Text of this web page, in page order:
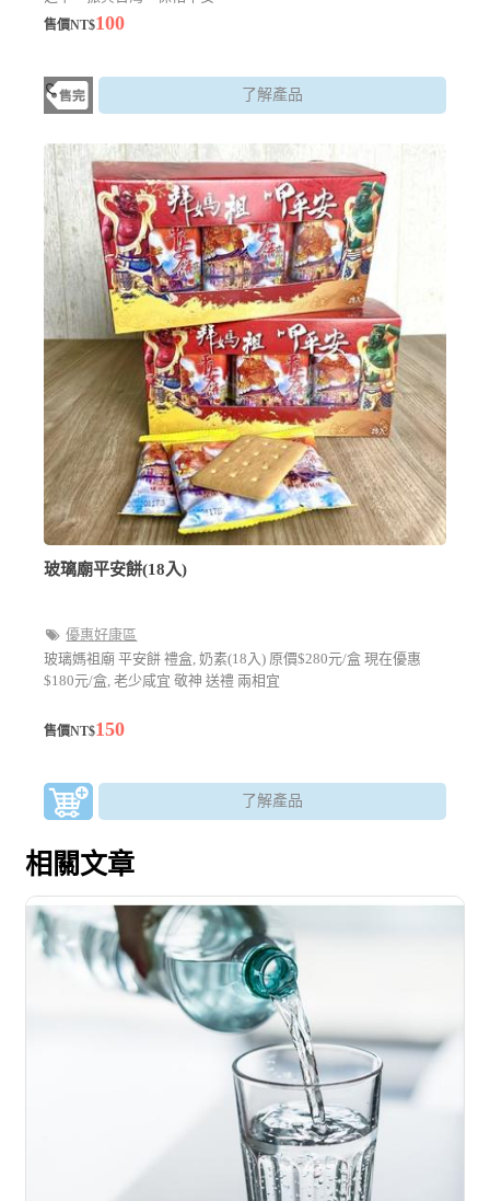
售價NT$100
了解產品
玻璃廟平安餅(18入)
優惠好康區
玻璃媽祖廟 平安餅 禮盒, 奶素(18入) 原價$280元/盒 現在優惠
$180元/盒, 老少咸宜 敬神 送禮 兩相宜
售價NT$150
了解產品
相關文章